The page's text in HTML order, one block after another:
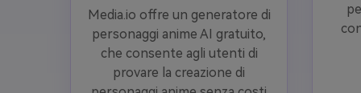
Media.io offre un generatore di
personaggi anime AI gratuito,
che consente agli utenti di
provare la creazione di